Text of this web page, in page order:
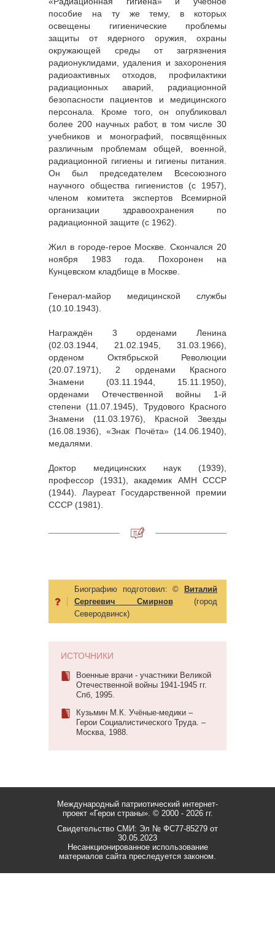
пособие на ту же тему, в которых
освещены гигиенические проблемы
защиты от ядерного оружия, охраны
окружающей среды от загрязнения
радионуклидами, удаления и захоронения
радиоактивных отходов, профилактики
радиационных аварий, радиационной
безопасности пациентов и медицинского
персонала. Кроме того, он опубликовал
более 200 научных работ, в том числе 30
учебников и монографий, посвящённых
различным проблемам общей, военной,
радиационной гигиены и гигиены питания.
Он был председателем Всесоюзного
научного общества гигиенистов (с 1957),
членом комитета экспертов Всемирной
организации здравоохранения по
радиационной защите (с 1962).
Жил в городе-герое Москве. Скончался 20
ноября 1983 года. Похоронен на
Кунцевском кладбище в Москве.
Генерал-майор медицинской службы
(10.10.1943).
Награждён 3 орденами Ленина
(02.03.1944, 21.02.1945, 31.03.1966),
орденом Октябрьской Революции
(20.07.1971), 2 орденами Красного
Знамени (03.11.1944, 15.11.1950),
орденами Отечественной войны 1-й
степени (11.07.1945), Трудового Красного
Знамени (11.03.1976), Красной Звезды
(16.08.1936), «Знак Почёта» (14.06.1940),
медалями.
Доктор медицинских наук (1939),
профессор (1931), академик АМН СССР
(1944). Лауреат Государственной премии
СССР (1981).
Биографию подготовил:©
Виталий
Сергеевич Смирнов(город
Северодвинск)
ИСТОЧНИКИ
Военные врачи - участники Великой
Отечественной войны 1941-1945 гг.
Спб, 1995.
Кузьмин М.К. Учёные-медики –
Герои Социалистического Труда. –
Москва, 1988.
Международный патриотический интернет-
проект «Герои страны». © 2000 - 2026 гг.
Свидетельство СМИ: Эл № ФС77-85279 от
30.05.2023
Несанкционированное использование
материалов сайта преследуется законом.